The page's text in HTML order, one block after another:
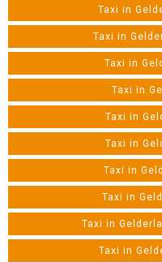
Taxi in
Taxi in
Taxi in
Taxi in
Taxi in
Taxi in
Taxi in
Taxi in
Taxi in
Taxi in